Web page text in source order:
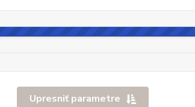
Upresniť parametre